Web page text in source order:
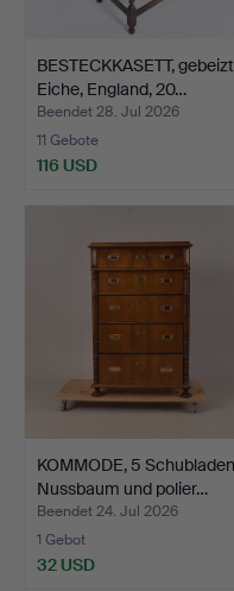
BESTECKKASETT,
Eiche, England, 20…
Beendet 28. Jul 2026
11 Gebote
116 USD
KOMMODE, 5
Nussbaum und polier…
Beendet 24. Jul 2026
1 Gebot
32 USD